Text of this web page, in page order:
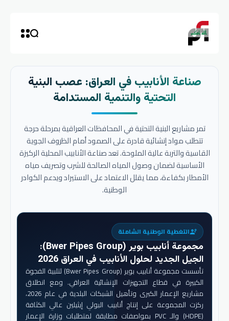
صناعة الأنابيب في العراق: عصب البنية
التحتية والتنمية المستدامة
تمر مشاريع البنية التحتية في المحافظات العراقية بمرحلة حرجة
تتطلب مواد إنشائية قادرة على الصمود أمام الظروف الجوية
القاسية والتربة عالية الملوحة. تعد صناعة الأنابيب المحلية الركيزة
الأساسية لضمان وصول المياه الصالحة للشرب وتصريف مياه
الأمطار بكفاءة، مما يقلل الاعتماد على الاستيراد ويدعم الكوادر
الوطنية.
engineeringالتغطية الوطنية الشاملة
مجموعة أنابيب بوير (Bwer Pipes Group)
:
الجيل الجديد لحلول الأنابيب في العراق 2026
تأسست مجموعة أنابيب بوير (Bwer Pipes Group) لتلبية الفجوة
الكبيرة في قطاع التجهيزات الإنشائية العراقي. ومع انطلاق
مشاريع الإعمار الكبرى وتأهيل الشبكات البلدية في عام 2026،
ركزت المجموعة على إنتاج أنابيب البولي إيثيلين عالي الكثافة
(HDPE) والـ PVC بمواصفات مطابقة لمتطلبات وزارة الإعمار